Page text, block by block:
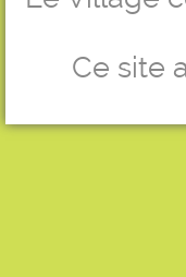
Ce site